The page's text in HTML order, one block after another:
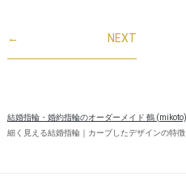
← NEXT
結婚指輪・婚約指輪のオーダーメイド 鶴 (mikoto)
細く見える結婚指輪｜カーブしたデザインの特